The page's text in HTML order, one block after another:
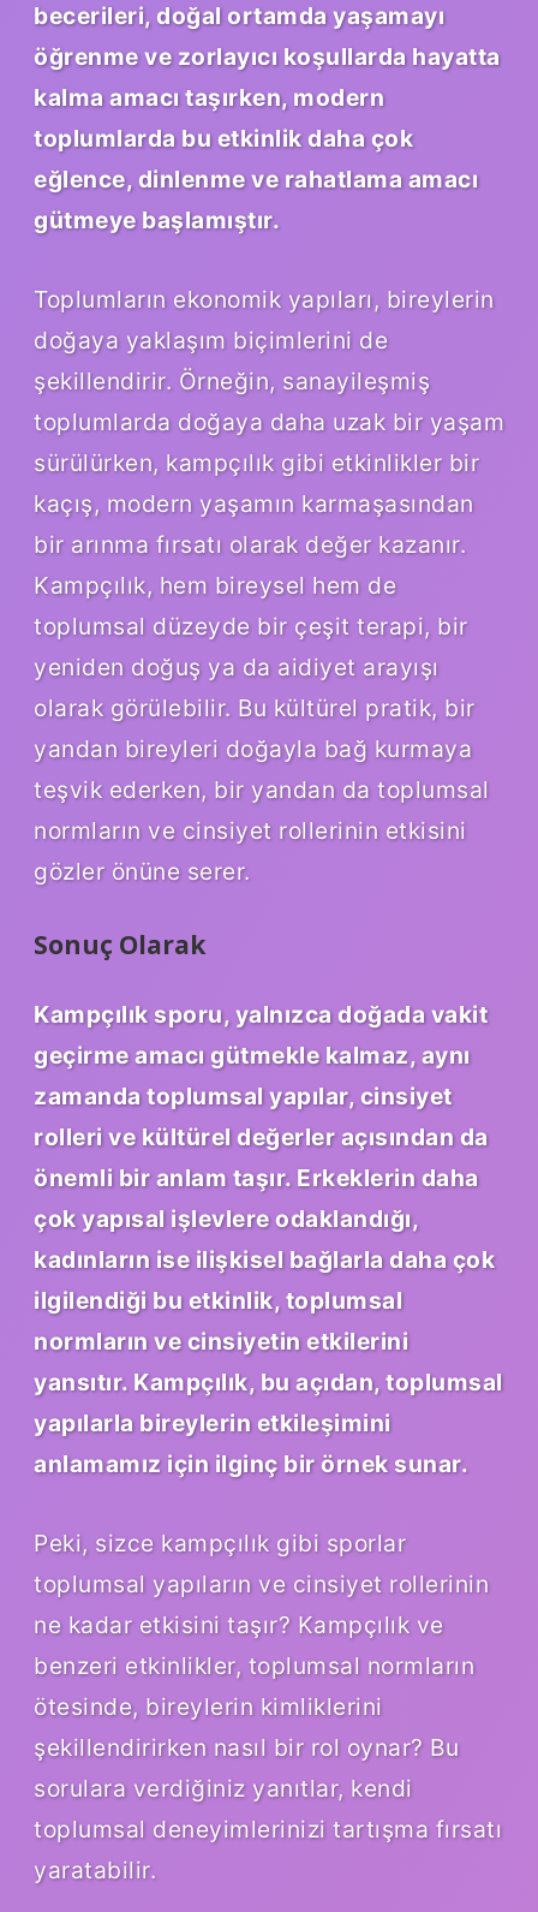
becerileri, doğal ortamda yaşamayı
öğrenme ve zorlayıcı koşullarda hayatta
kalma amacı taşırken, modern
toplumlarda bu etkinlik daha çok
eğlence, dinlenme ve rahatlama amacı
gütmeye başlamıştır.
Toplumların ekonomik yapıları, bireylerin
doğaya yaklaşım biçimlerini de
şekillendirir. Örneğin, sanayileşmiş
toplumlarda doğaya daha uzak bir yaşam
sürülürken, kampçılık gibi etkinlikler bir
kaçış, modern yaşamın karmaşasından
bir arınma fırsatı olarak değer kazanır.
Kampçılık, hem bireysel hem de
toplumsal düzeyde bir çeşit terapi, bir
yeniden doğuş ya da aidiyet arayışı
olarak görülebilir. Bu kültürel pratik, bir
yandan bireyleri doğayla bağ kurmaya
teşvik ederken, bir yandan da toplumsal
normların ve cinsiyet rollerinin etkisini
gözler önüne serer.
Sonuç Olarak
Kampçılık sporu, yalnızca doğada vakit
geçirme amacı gütmekle kalmaz, aynı
zamanda toplumsal yapılar, cinsiyet
rolleri ve kültürel değerler açısından da
önemli bir anlam taşır. Erkeklerin daha
çok yapısal işlevlere odaklandığı,
kadınların ise ilişkisel bağlarla daha çok
ilgilendiği bu etkinlik, toplumsal
normların ve cinsiyetin etkilerini
yansıtır. Kampçılık, bu açıdan, toplumsal
yapılarla bireylerin etkileşimini
anlamamız için ilginç bir örnek sunar.
Peki, sizce kampçılık gibi sporlar
toplumsal yapıların ve cinsiyet rollerinin
ne kadar etkisini taşır? Kampçılık ve
benzeri etkinlikler, toplumsal normların
ötesinde, bireylerin kimliklerini
şekillendirirken nasıl bir rol oynar? Bu
sorulara verdiğiniz yanıtlar, kendi
toplumsal deneyimlerinizi tartışma fırsatı
yaratabilir.